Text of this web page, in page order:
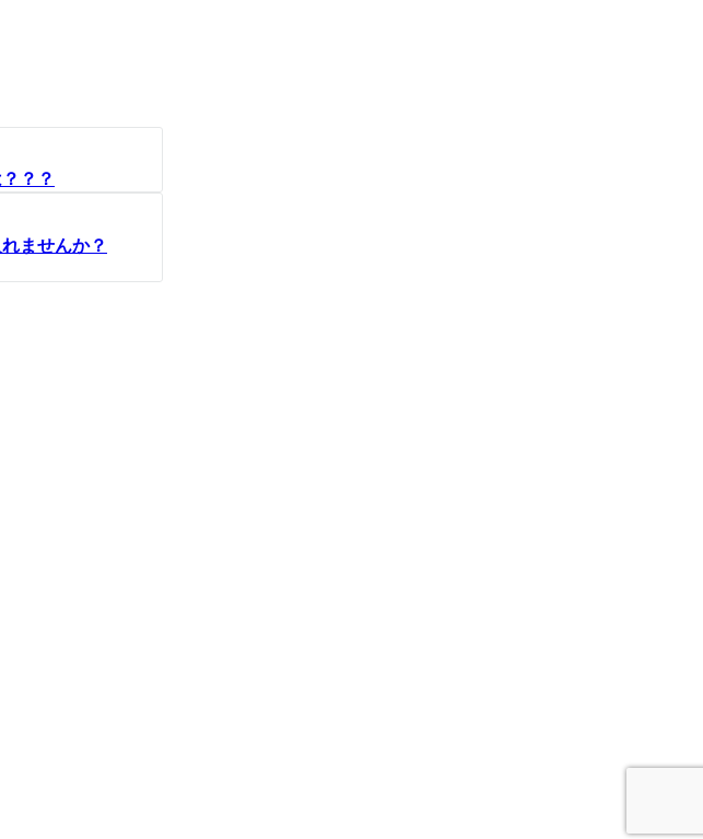
？？
ませんか？